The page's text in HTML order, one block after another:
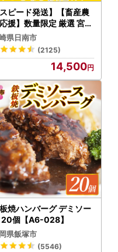
スピード発送】【畜産農
援】数量限定 厳選 宮崎
身 焼肉 計800g FN-Li
PR_BDV5-26-2W
県日南市
(2125)
14,500
焼ハンバーグ デミソー
20個【A6-028】
県飯塚市
(5546)